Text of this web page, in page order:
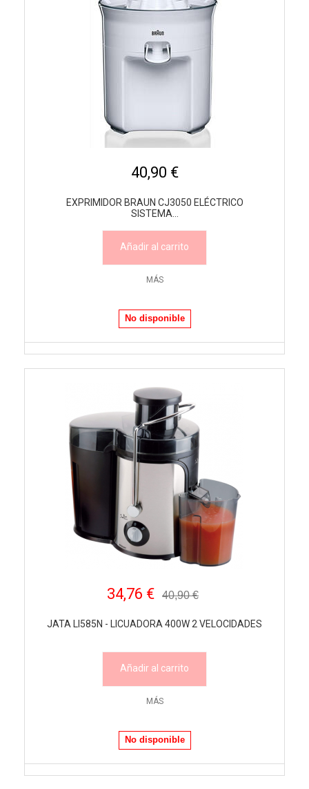
40,90 €
EXPRIMIDOR BRAUN CJ3050 ELÉCTRICO
SISTEMA...
Añadir al carrito
MÁS
No disponible
34,76 € 40,90 €
JATA LI585N - LICUADORA 400W 2 VELOCIDADES
Añadir al carrito
MÁS
No disponible